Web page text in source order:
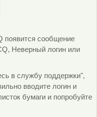
появится сообщение
Неверный логин или
в службу поддержки",
вводите логин и
бумаги и попробуйте